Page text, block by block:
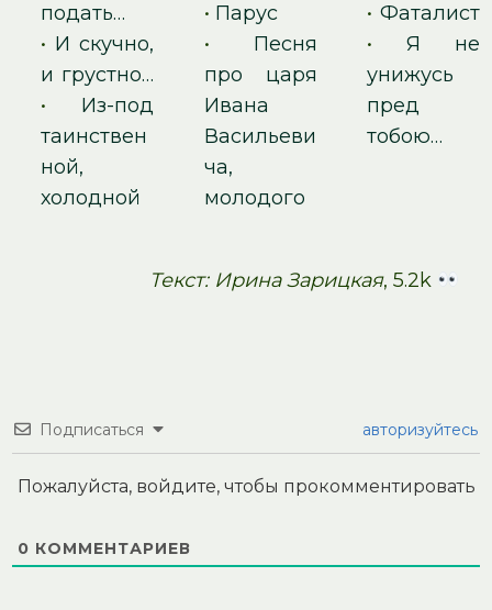
подать…
• И скучно,
и грустно…
• Из-под
таинствен
ной,
холодной
• Парус
• Песня
про царя
Ивана
Васильеви
ча,
молодого
•Фаталист
•Я не
унижусь
пред
тобою…
Текст: Ирина Зарицкая, 5.2k
Подписаться авторизуйтесь
Пожалуйста, войдите, чтобы прокомментировать
0 КОММЕНТАРИЕВ